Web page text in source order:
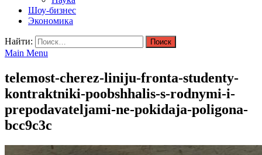
Шоу-бизнес
Экономика
Найти:
Main Menu
telemost-cherez-liniju-fronta-studenty-
kontraktniki-poobshhalis-s-rodnymi-i-
prepodavateljami-ne-pokidaja-poligona-
bcc9c3c